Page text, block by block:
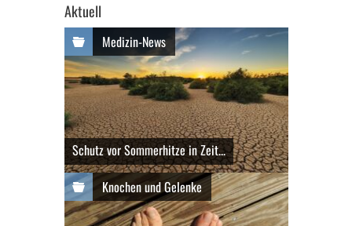
Aktuell
Medizin-News
Schutz vor Sommerhitze in Zeit...
Knochen und Gelenke